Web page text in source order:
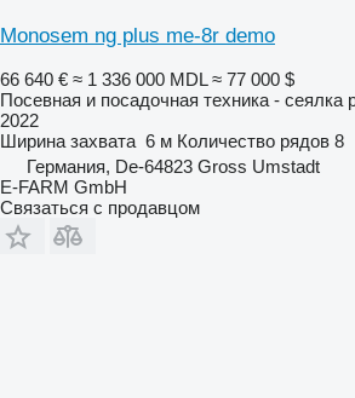
Monosem ng plus me-8r demo
66 640 € ≈ 1 336 000 MDL ≈ 77 000 $
Посевная и посадочная техника - сеялка
2022
Ширина захвата 6 м Количество рядов 8
Германия, De-64823 Gross Umstadt
E-FARM GmbH
Связаться с продавцом